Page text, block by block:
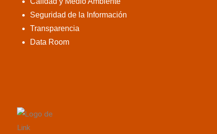
Seguridad de la Información
Transparencia
Data Room